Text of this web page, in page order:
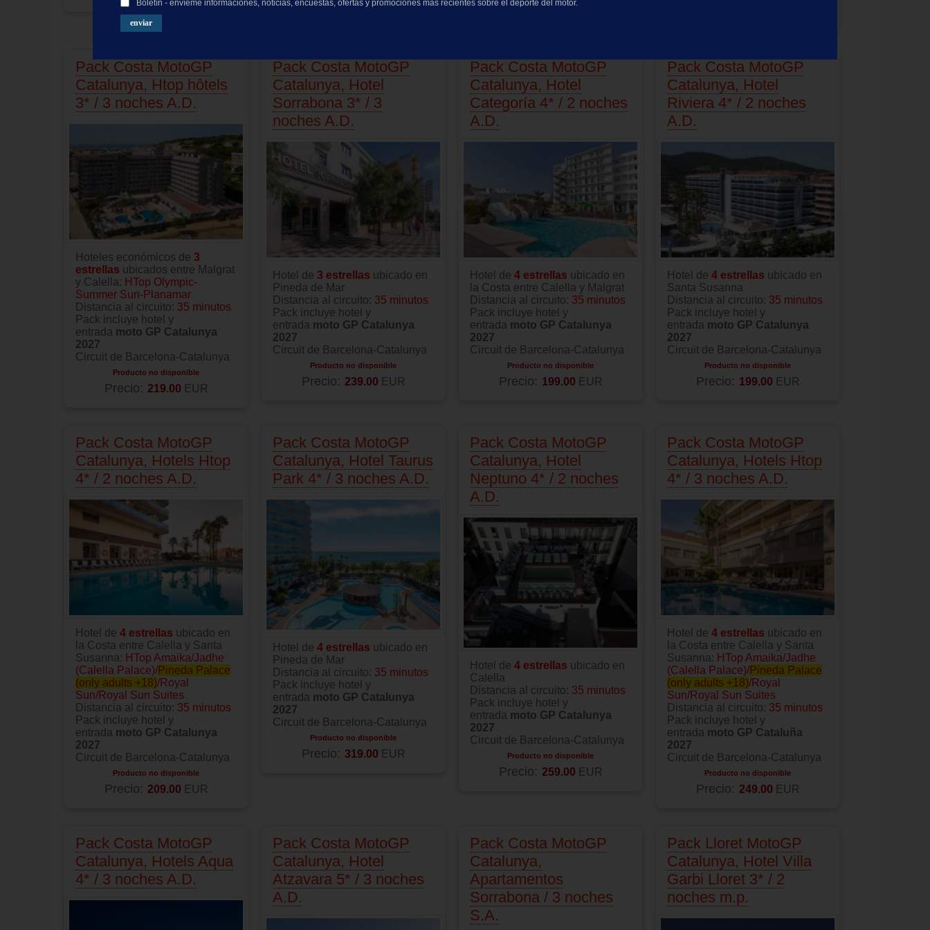
Boletín - envíeme informaciones, noticias, encuestas, ofertas y promociones más recientes sobre el deporte del motor.
Precio: 189.00
Pack Costa MotoGP
Catalunya, Htop hôtels
3* / 3 noches A.D.
Hoteles económicos de 3
estrellas ubicados entre Malgrat
y Calella: HTop Olympic-
Summer Sun-Planamar
Distancia al circuito: 35 minutos
Pack incluye hotel y
entrada moto GP Catalunya
2027
Circuit de Barcelona-Catalunya
Producto no disponible
Precio: 219.00 EUR
Pack Costa MotoGP
Catalunya, Hotel
Sorrabona 3* / 3
noches A.D.
Hotel de 3 estrellas ubicado en
Pineda de Mar
Distancia al circuito: 35 minutos
Pack incluye hotel y
entrada moto GP Catalunya
2027
Circuit de Barcelona-Catalunya
Producto no disponible
Precio: 239.00 EUR
Pack Costa MotoGP
Catalunya, Hotel
Categoría 4* / 2 noches
A.D.
Hotel de 4 estrellas ubicado en
la Costa entre Calella y Malgrat
Distancia al circuito: 35 minutos
Pack incluye hotel y
entrada moto GP Catalunya
2027
Circuit de Barcelona-Catalunya
Producto no disponible
Precio: 199.00 EUR
Pack Costa MotoGP
Catalunya, Hotel
Riviera 4* / 2 noches
A.D.
Hotel de 4 estrellas ubicado en
Santa Susanna
Distancia al circuito: 35 minutos
Pack incluye hotel y
entrada moto GP Catalunya
2027
Circuit de Barcelona-Catalunya
Producto no disponible
Precio: 199.00 EUR
Pack Costa MotoGP
Catalunya, Hotels Htop
4* / 2 noches A.D.
Hotel de 4 estrellas ubicado en
la Costa entre Calella y Santa
Susanna: HTop Amaika/Jadhe
(Calella Palace)/Pineda Palace
(only adults +18)/Royal
Sun/Royal Sun Suites
Distancia al circuito: 35 minutos
Pack incluye hotel y
entrada moto GP Catalunya
2027
Circuit de Barcelona-Catalunya
Producto no disponible
Precio: 209.00 EUR
Pack Costa MotoGP
Catalunya, Hotel Taurus
Park 4* / 3 noches A.D.
Hotel de 4 estrellas ubicado en
Pineda de Mar
Distancia al circuito: 35 minutos
Pack incluye hotel y
entrada moto GP Catalunya
2027
Circuit de Barcelona-Catalunya
Producto no disponible
Precio: 319.00 EUR
Pack Costa MotoGP
Catalunya, Hotel
Neptuno 4* / 2 noches
A.D.
Hotel de 4 estrellas ubicado en
Calella
Distancia al circuito: 35 minutos
Pack incluye hotel y
entrada moto GP Catalunya
2027
Circuit de Barcelona-Catalunya
Producto no disponible
Precio: 259.00 EUR
Pack Costa MotoGP
Catalunya, Hotels Htop
4* / 3 noches A.D.
Hotel de 4 estrellas ubicado en
la Costa entre Calella y Santa
Susanna: HTop Amaika/Jadhe
(Calella Palace)/Pineda Palace
(only adults +18)/Royal
Sun/Royal Sun Suites
Distancia al circuito: 35 minutos
Pack incluye hotel y
entrada moto GP Cataluña
2027
Circuit de Barcelona-Catalunya
Producto no disponible
Precio: 249.00 EUR
Pack Costa MotoGP
Catalunya, Hotels Aqua
4* / 3 noches A.D.
Pack Costa MotoGP
Catalunya, Hotel
Atzavara 5* / 3 noches
A.D.
Pack Costa MotoGP
Catalunya,
Apartamentos
Sorrabona / 3 noches
S.A.
Pack Lloret MotoGP
Catalunya, Hotel Villa
Garbi Lloret 3* / 2
noches m.p.